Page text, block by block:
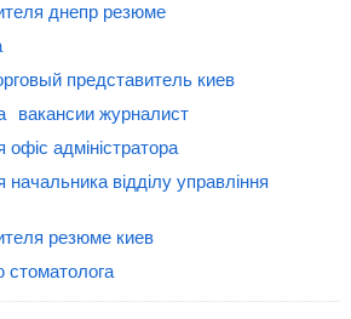
днепр резюме
представитель киев
вакансии журналист
офіс адміністратора
начальника відділу управління
резюме киев
стоматолога